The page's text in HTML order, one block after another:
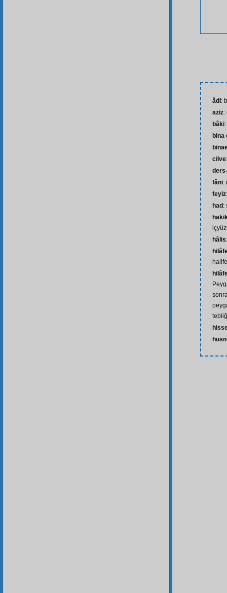
âdi:
aziz:
bâki
bina
cilve
fâni:
feyiz
had :
hâlis